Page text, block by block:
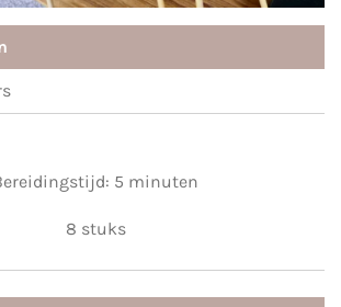
5 minuten
8 stuks